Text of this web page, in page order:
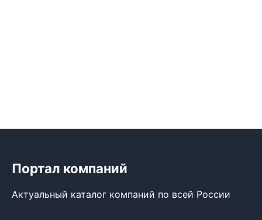
Портал компаний
Актуальный каталог компаний по всей России